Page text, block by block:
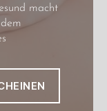
macht